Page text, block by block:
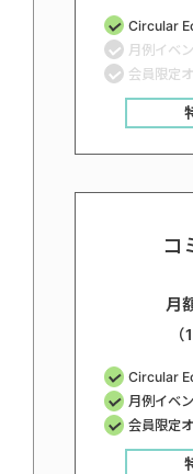
Circular
月例イベ
会員限定
コ
月
Circular
月例イベ
会員限定